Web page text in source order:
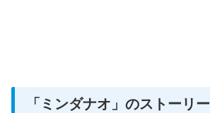
「ミンダナオ」のストーリー